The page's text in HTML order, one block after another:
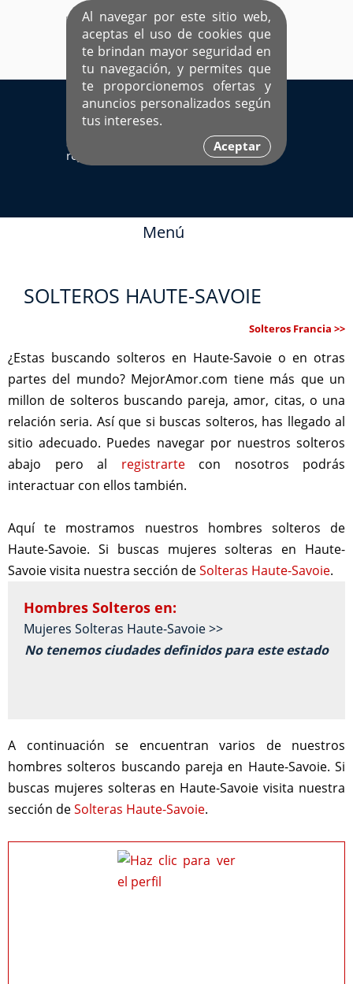
Al navegar por este sitio web,
aceptas el uso de cookies que
te brindan mayor seguridad en
tu navegación, y permites que
te proporcionemos ofertas y
anuncios personalizados según
tus intereses.
Aceptar
EL ÚNICO SITIO DEDICADO A SOLTEROS
HISPANOS COMO TÚ
Ingresa aquí
Sí ya estás
registrado
Menú
SOLTEROS HAUTE-SAVOIE
Solteros Francia >>
¿Estas buscando solteros en Haute-Savoie o en otras
partes del mundo? MejorAmor.com tiene más que un
millon de solteros buscando pareja, amor, citas, o una
relación seria. Así que si buscas solteros, has llegado al
sitio adecuado. Puedes navegar por nuestros solteros
abajo pero al registrartecon nosotros podrás
interactuar con ellos también.
Aquí te mostramos nuestros hombres solteros de
Haute-Savoie. Si buscas mujeres solteras en Haute-
Savoie visita nuestra sección deSolteras Haute-Savoie.
Hombres Solteros en:
Mujeres Solteras Haute-Savoie >>
No tenemos ciudades definidos para este estado
A continuación se encuentran varios de nuestros
hombres solteros buscando pareja en Haute-Savoie. Si
buscas mujeres solteras en Haute-Savoie visita nuestra
sección deSolteras Haute-Savoie.